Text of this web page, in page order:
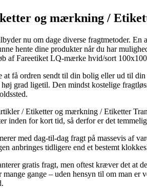
og mærkning /
nu om dage diverse fragtmetoder.
hente dine produkter når du har
af Fareetiket LQ-mærke hvid/sort
at få ordren sendt til din bolig eller ud til
grad ligetil. Den mindst kostelige
/ Etiketter og mærkning / Etiketter
inden for kort tid, så derfor er det
med dag-til-dag fragt på massevis af
anbringes tidligere end et bestemt
gratis fragt, men oftest kræver det at
gange – uden hensyn til om man